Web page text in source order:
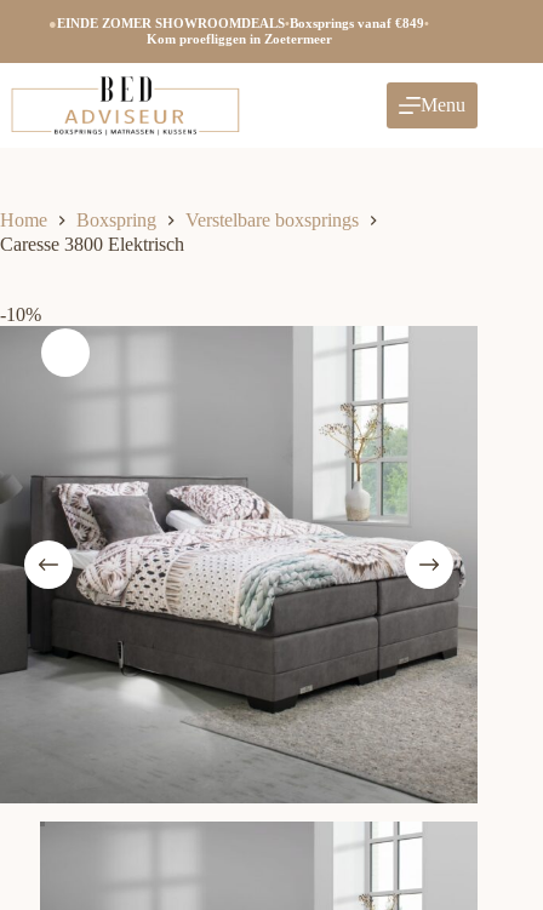
●EINDE ZOMER SHOWROOMDEALS•Boxsprings vanaf €849•
Kom proefliggen in Zoetermeer
Menu
Home Boxspring
Verstelbare boxsprings
Caresse 3800 Elektrisch
-10%